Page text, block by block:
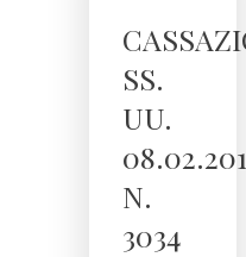
SS.
UU.
N.
3034